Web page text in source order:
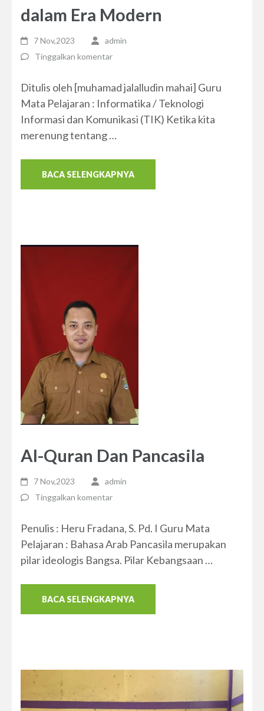
dalam Era Modern
7 Nov,2023
admin
Tinggalkan komentar
Ditulis oleh [muhamad jalalludin mahai] Guru
Mata Pelajaran : Informatika / Teknologi
Informasi dan Komunikasi (TIK) Ketika kita
merenung tentang …
BACA SELENGKAPNYA
Al-Quran Dan Pancasila
7 Nov,2023
admin
Tinggalkan komentar
Penulis : Heru Fradana, S. Pd. I Guru Mata
Pelajaran : Bahasa Arab Pancasila merupakan
pilar ideologis Bangsa. Pilar Kebangsaan …
BACA SELENGKAPNYA